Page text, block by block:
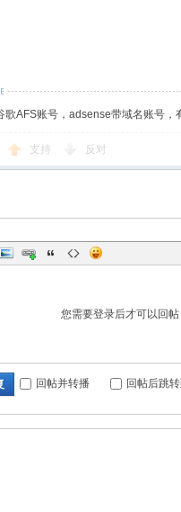
歌AFS账号，adsense带域名账号
支持 反对
您需要登录后才可以回帖
回帖并转播 回帖后跳